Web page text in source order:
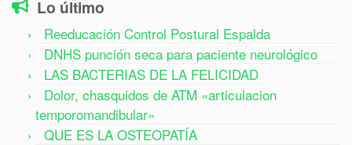
Lo último
Reeducación Control Postural Espalda
DNHS punción seca para paciente neurológico
LAS BACTERIAS DE LA FELICIDAD
Dolor, chasquidos de ATM «articulacion
temporomandibular»
QUE ES LA OSTEOPATÍA